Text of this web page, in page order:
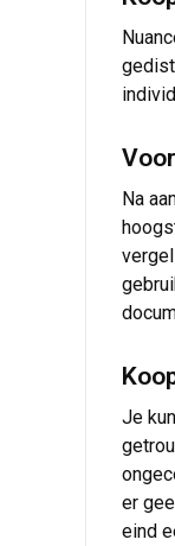
Na
Je
er
eind